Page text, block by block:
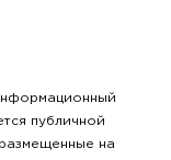
публичной
на